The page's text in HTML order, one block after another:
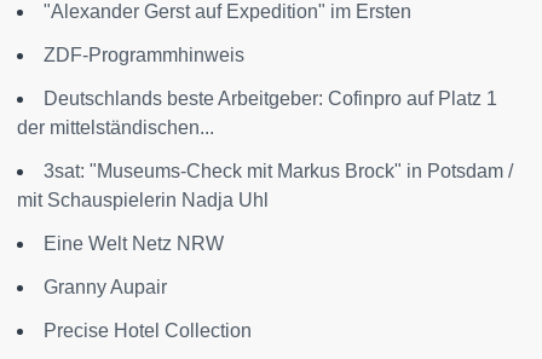
"Alexander Gerst auf Expedition" im Ersten
ZDF-Programmhinweis
Deutschlands beste Arbeitgeber: Cofinpro auf Platz 1
der mittelständischen...
3sat: "Museums-Check mit Markus Brock" in Potsdam /
mit Schauspielerin Nadja Uhl
Eine Welt Netz NRW
Granny Aupair
Precise Hotel Collection